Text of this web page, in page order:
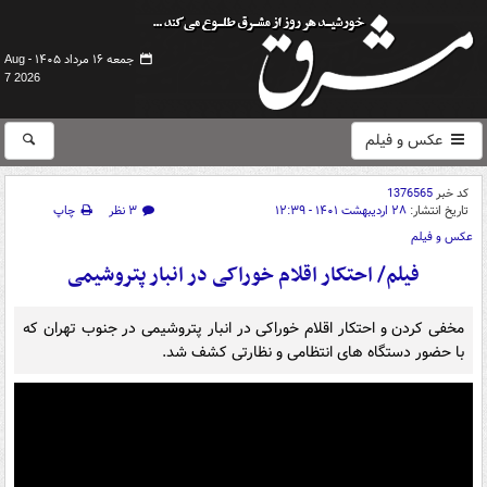
جمعه ۱۶ مرداد ۱۴۰۵ -
Aug
7 2026
عکس و فیلم
کد خبر1376565
تاریخ انتشار: ۲۸ اردیبهشت ۱۴۰۱ - ۱۲:۳۹ ۳ نظر
چاپ
عکس و فیلم
فیلم/ احتکار اقلام خوراکی در انبار پتروشیمی
مخفی کردن و احتکار اقلام خوراکی در انبار پتروشیمی در جنوب تهران که
با حضور دستگاه های انتظامی و نظارتی کشف شد.